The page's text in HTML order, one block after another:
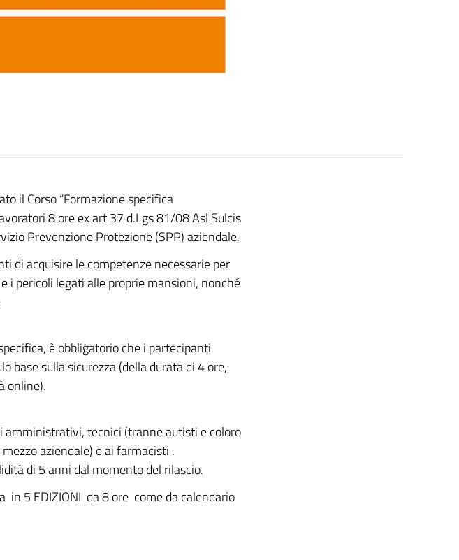
il Corso “Formazione specifica
8 ore ex art 37 d.Lgs 81/08 Asl Sulcis
Prevenzione Protezione (SPP) aziendale.
di acquisire le competenze necessarie per
i pericoli legati alle proprie mansioni, nonché
è obbligatorio che i partecipanti
base sulla sicurezza (della durata di 4 ore,
online).
amministrativi, tecnici (tranne autisti e coloro
aziendale) e ai farmacisti .
di 5 anni dal momento del rilascio.
in 5 EDIZIONI da 8 ore come da calendario